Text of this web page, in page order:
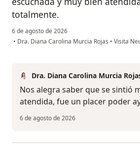
totalmente.
6 de agosto de 2026
• Dra. Diana Carolina Murcia Rojas • Visita
Dra. Diana Carolina Murcia
Nos alegra saber que se sintió
atendida, fue un placer poder
6 de agosto de 2026